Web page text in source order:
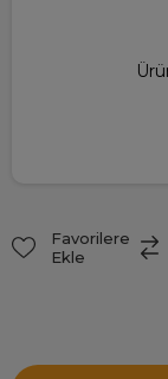
Favorilere
Ekle